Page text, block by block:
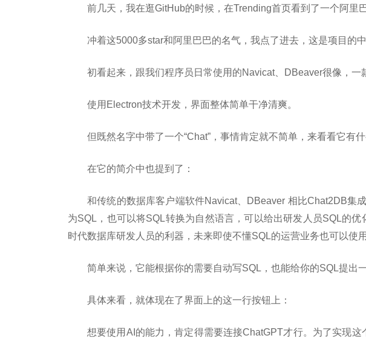
前几天，我在逛GitHub的时候，在Trending首页看到了一个阿里
冲着这5000多star和阿里巴巴的名气，我点了进去，这是项目的中
初看起来，跟我们程序员日常使用的Navicat、DBeaver很像，一
使用Electron技术开发，界面整体简单干净清爽。
但既然名字中带了一个“Chat”，事情肯定就不简单，来看看它有什
在它的简介中也提到了：
和传统的数据库客户端软件Navicat、DBeaver 相比Chat2DB集
为SQL，也可以将SQL转换为自然语言，可以给出研发人员SQL的优
时代数据库研发人员的利器，未来即使不懂SQL的运营业务也可以使
简单来说，它能根据你的需要自动写SQL，也能给你的SQL提出
具体来看，就体现在了界面上的这一行按钮上：
想要使用AI的能力，肯定得需要连接ChatGPT才行。为了实现